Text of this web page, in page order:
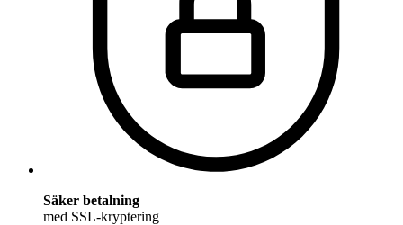
Säker betalning
med SSL-kryptering